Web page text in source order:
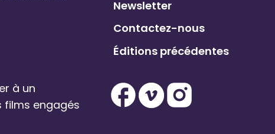
Newsletter
Contactez-nous
Éditions précédentes
à un
films engagés